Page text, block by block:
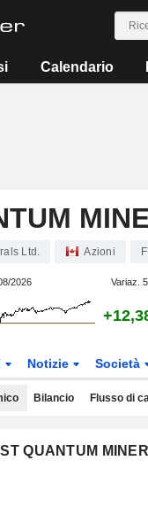
Calendario
Ltd. Azioni
2026 Variaz.
Notizie Società
Bilancio Flusso di
QUANTUM